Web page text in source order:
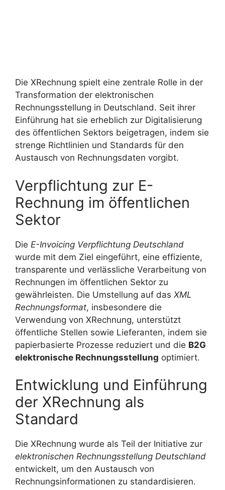
Die XRechnung spielt eine zentrale Rolle in der
Transformation der elektronischen
Rechnungsstellung in Deutschland. Seit ihrer
Einführung hat sie erheblich zur Digitalisierung
des öffentlichen Sektors beigetragen, indem sie
strenge Richtlinien und Standards für den
Austausch von Rechnungsdaten vorgibt.
Verpflichtung zur E-
Rechnung im öffentlichen
Sektor
Die E-Invoicing Verpflichtung Deutschland
wurde mit dem Ziel eingeführt, eine effiziente,
transparente und verlässliche Verarbeitung von
Rechnungen im öffentlichen Sektor zu
gewährleisten. Die Umstellung auf das XML
Rechnungsformat, insbesondere die
Verwendung von XRechnung, unterstützt
öffentliche Stellen sowie Lieferanten, indem sie
papierbasierte Prozesse reduziert und die B2G
elektronische Rechnungsstellung optimiert.
Entwicklung und Einführung
der XRechnung als
Standard
Die XRechnung wurde als Teil der Initiative zur
elektronischen Rechnungsstellung Deutschland
entwickelt, um den Austausch von
Rechnungsinformationen zu standardisieren.